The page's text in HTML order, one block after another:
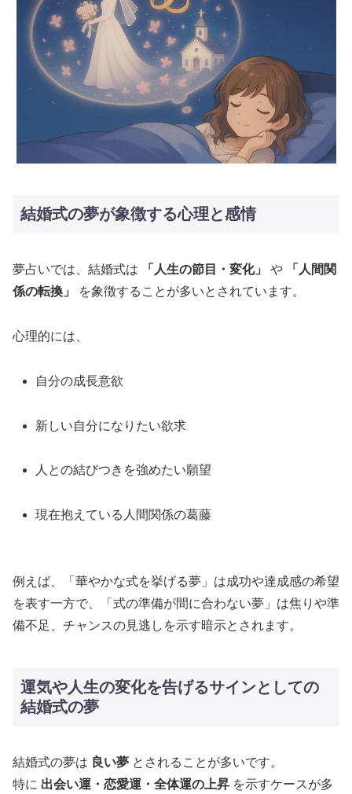
結婚式の夢が象徴する心理と感情
夢占いでは、結婚式は 「人生の節目・変化」 や
「人間関
係の転換」
を象徴することが多いとされています。
心理的には、
自分の成長意欲
新しい自分になりたい欲求
人との結びつきを強めたい願望
現在抱えている人間関係の葛藤
例えば、「華やかな式を挙げる夢」は成功や達成感の希望
を表す一方で、「式の準備が間に合わない夢」は焦りや準
備不足、チャンスの見逃しを示す暗示とされます。
運気や人生の変化を告げるサインとしての
結婚式の夢
結婚式の夢は 良い夢 とされることが多いです。
特に 出会い運・恋愛運・全体運の上昇 を示すケースが多